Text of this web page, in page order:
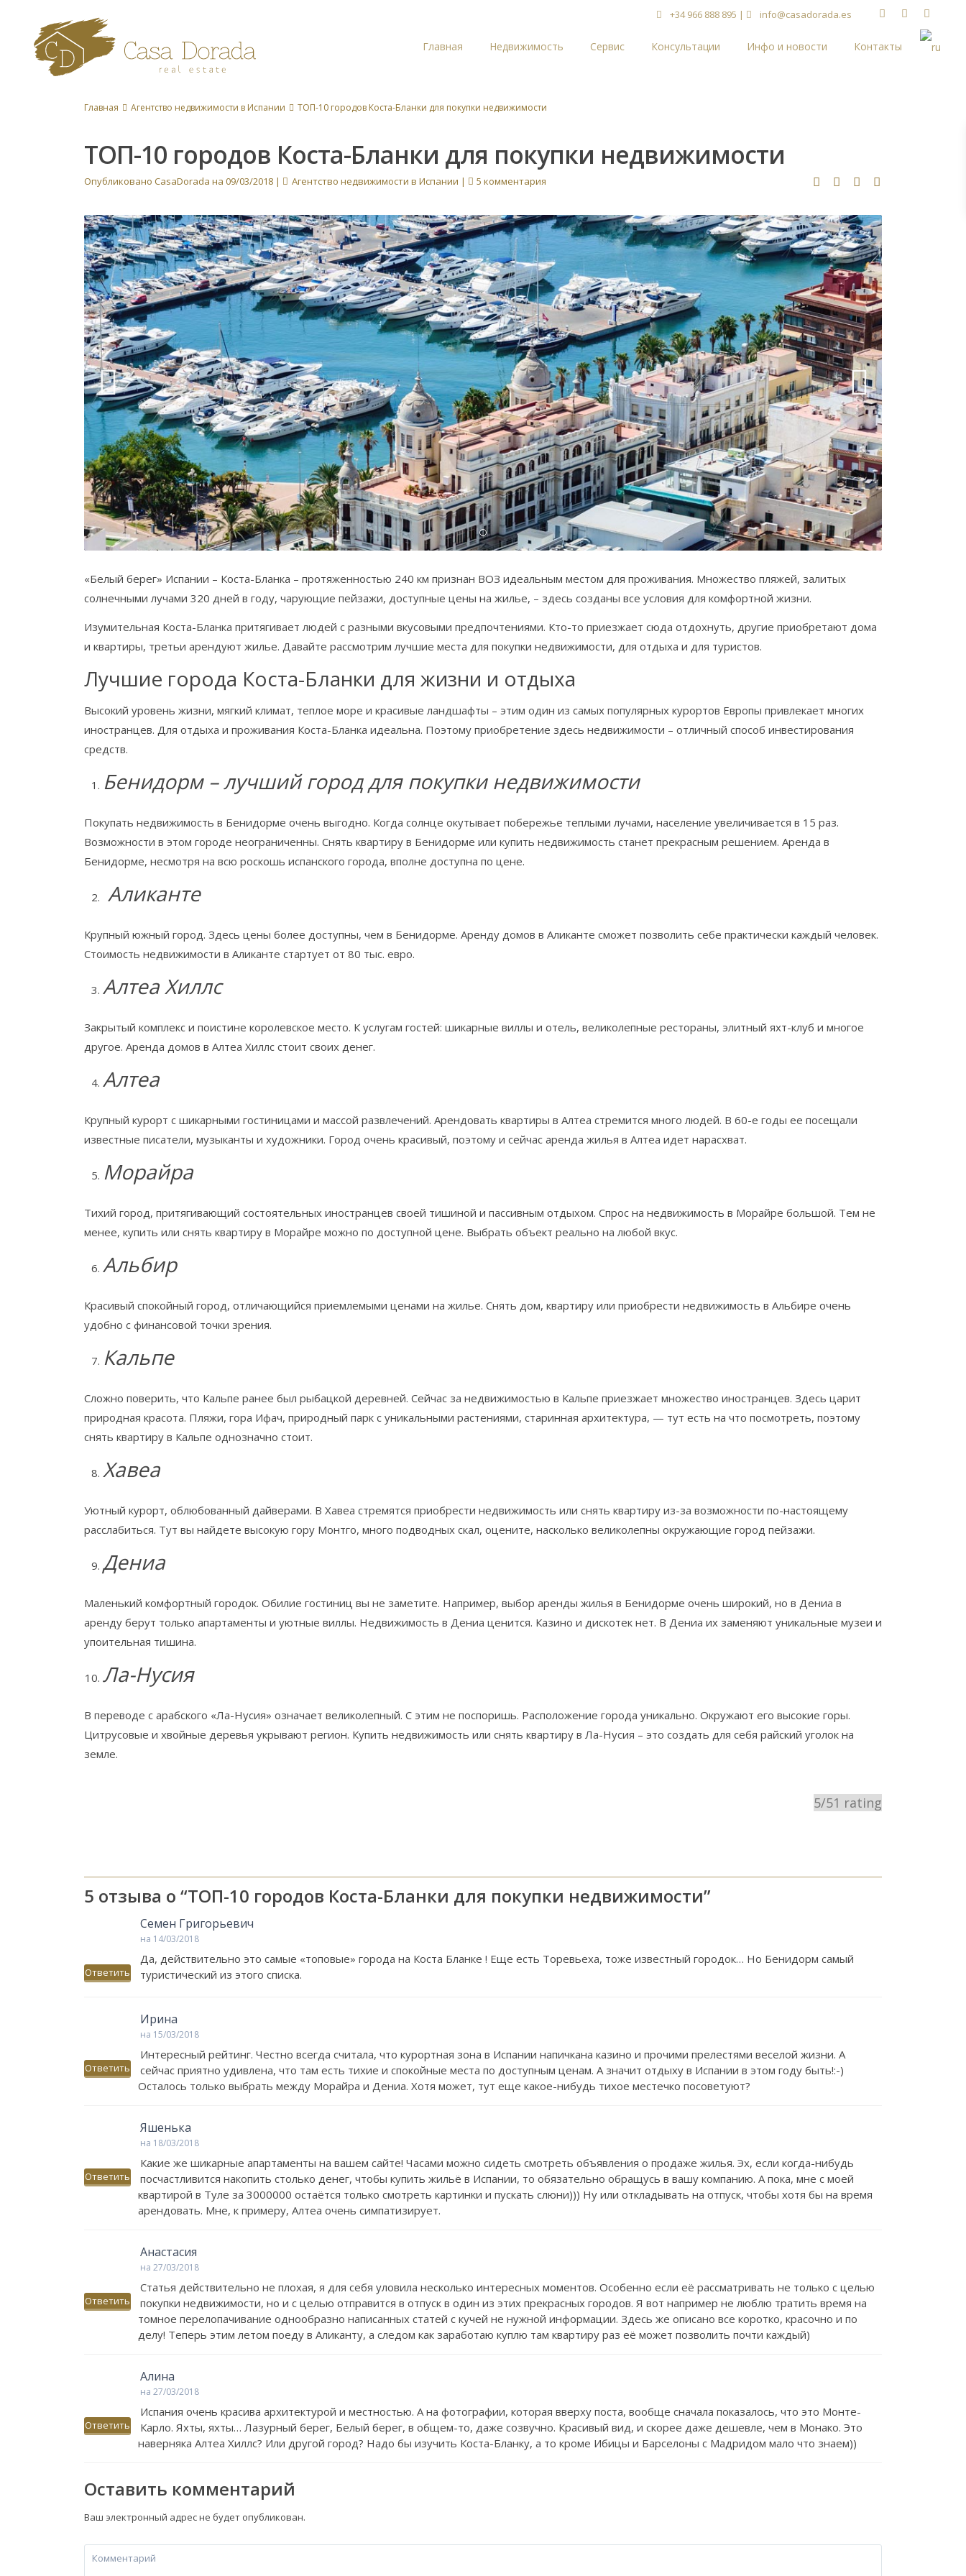
+34 966 888 895 | info@casadorada.es
Главная Недвижимость Сервис Консультации Инфо и новости Контакты
Главная Агентство недвижимости в Испании ТОП-10 городов Коста-Бланки для покупки недвижимости
ТОП-10 городов Коста-Бланки для покупки недвижимости
Опубликовано CasaDorada на 09/03/2018 | Агентство недвижимости в Испании | 5 комментария
«Белый берег» Испании – Коста-Бланка – протяженностью 240 км признан ВОЗ идеальным местом для проживания. Множество пляжей, залитых
солнечными лучами 320 дней в году, чарующие пейзажи, доступные цены на жилье, – здесь созданы все условия для комфортной жизни.
Изумительная Коста-Бланка притягивает людей с разными вкусовыми предпочтениями. Кто-то приезжает сюда отдохнуть, другие приобретают дома
и квартиры, третьи арендуют жилье. Давайте рассмотрим лучшие места для покупки недвижимости, для отдыха и для туристов.
Лучшие города Коста-Бланки для жизни и отдыха
Высокий уровень жизни, мягкий климат, теплое море и красивые ландшафты – этим один из самых популярных курортов Европы привлекает многих
иностранцев. Для отдыха и проживания Коста-Бланка идеальна. Поэтому приобретение здесь недвижимости – отличный способ инвестирования
средств.
Бенидорм– лучший город для покупки недвижимости
Покупать недвижимость в Бенидорме очень выгодно. Когда солнце окутывает побережье теплыми лучами, население увеличивается в 15 раз.
Возможности в этом городе неограниченны. Снять квартиру в Бенидорме или купить недвижимость станет прекрасным решением. Аренда в
Бенидорме, несмотря на всю роскошь испанского города, вполне доступна по цене.
Аликанте
Крупный южный город. Здесь цены более доступны, чем в Бенидорме. Аренду домов в Аликанте сможет позволить себе практически каждый человек.
Стоимость недвижимости в Аликанте стартует от 80 тыс. евро.
Алтеа Хиллс
Закрытый комплекс и поистине королевское место. К услугам гостей: шикарные виллы и отель, великолепные рестораны, элитный яхт-клуб и многое
другое. Аренда домов в Алтеа Хиллс стоит своих денег.
Алтеа
Крупный курорт с шикарными гостиницами и массой развлечений. Арендовать квартиры в Алтеа стремится много людей. В 60-е годы ее посещали
известные писатели, музыканты и художники. Город очень красивый, поэтому и сейчас аренда жилья в Алтеа идет нарасхват.
Морайра
Тихий город, притягивающий состоятельных иностранцев своей тишиной и пассивным отдыхом. Спрос на недвижимость в Морайре большой. Тем не
менее, купить или снять квартиру в Морайре можно по доступной цене. Выбрать объект реально на любой вкус.
Альбир
Красивый спокойный город, отличающийся приемлемыми ценами на жилье. Снять дом, квартиру или приобрести недвижимость в Альбире очень
удобно с финансовой точки зрения.
Кальпе
Сложно поверить, что Кальпе ранее был рыбацкой деревней. Сейчас за недвижимостью в Кальпе приезжает множество иностранцев. Здесь царит
природная красота. Пляжи, гора Ифач, природный парк с уникальными растениями, старинная архитектура, — тут есть на что посмотреть, поэтому
снять квартиру в Кальпе однозначно стоит.
Хавеа
Уютный курорт, облюбованный дайверами. В Хавеа стремятся приобрести недвижимость или снять квартиру из-за возможности по-настоящему
расслабиться. Тут вы найдете высокую гору Монтго, много подводных скал, оцените, насколько великолепны окружающие город пейзажи.
Дениа
Маленький комфортный городок. Обилие гостиниц вы не заметите. Например, выбор аренды жилья в Бенидорме очень широкий, но в Дениа в
аренду берут только апартаменты и уютные виллы. Недвижимость в Дениа ценится. Казино и дискотек нет. В Дениа их заменяют уникальные музеи и
упоительная тишина.
Ла-Нусия
В переводе с арабского «Ла-Нусия» означает великолепный. С этим не поспоришь. Расположение города уникально. Окружают его высокие горы.
Цитрусовые и хвойные деревья укрывают регион. Купить недвижимость или снять квартиру в Ла-Нусия – это создать для себя райский уголок на
земле.
5/51 rating
5 отзыва о “ТОП-10 городов Коста-Бланки для покупки недвижимости”
Ответить
Семен Григорьевич
на 14/03/2018
Да, действительно это самые «топовые» города на Коста Бланке ! Еще есть Торевьеха, тоже известный городок… Но Бенидорм самый
туристический из этого списка.
Ответить
Ирина
на 15/03/2018
Интересный рейтинг. Честно всегда считала, что курортная зона в Испании напичкана казино и прочими прелестями веселой жизни. А
сейчас приятно удивлена, что там есть тихие и спокойные места по доступным ценам. А значит отдыху в Испании в этом году быть!:-)
Осталось только выбрать между Морайра и Дениа. Хотя может, тут еще какое-нибудь тихое местечко посоветуют?
Ответить
Яшенька
на 18/03/2018
Какие же шикарные апартаменты на вашем сайте! Часами можно сидеть смотреть объявления о продаже жилья. Эх, если когда-нибудь
посчастливится накопить столько денег, чтобы купить жильё в Испании, то обязательно обращусь в вашу компанию. А пока, мне с моей
квартирой в Туле за 3000000 остаётся только смотреть картинки и пускать слюни))) Ну или откладывать на отпуск, чтобы хотя бы на время
арендовать. Мне, к примеру, Алтеа очень симпатизирует.
Ответить
Анастасия
на 27/03/2018
Статья действительно не плохая, я для себя уловила несколько интересных моментов. Особенно если её рассматривать не только с целью
покупки недвижимости, но и с целью отправится в отпуск в один из этих прекрасных городов. Я вот например не люблю тратить время на
томное перелопачивание однообразно написанных статей с кучей не нужной информации. Здесь же описано все коротко, красочно и по
делу! Теперь этим летом поеду в Аликанту, а следом как заработаю куплю там квартиру раз её может позволить почти каждый)
Ответить
Алина
на 27/03/2018
Испания очень красива архитектурой и местностью. А на фотографии, которая вверху поста, вообще сначала показалось, что это Монте-
Карло. Яхты, яхты… Лазурный берег, Белый берег, в общем-то, даже созвучно. Красивый вид, и скорее даже дешевле, чем в Монако. Это
наверняка Алтеа Хиллс? Или другой город? Надо бы изучить Коста-Бланку, а то кроме Ибицы и Барселоны с Мадридом мало что знаем))
Оставить комментарий
Ваш электронный адрес не будет опубликован.